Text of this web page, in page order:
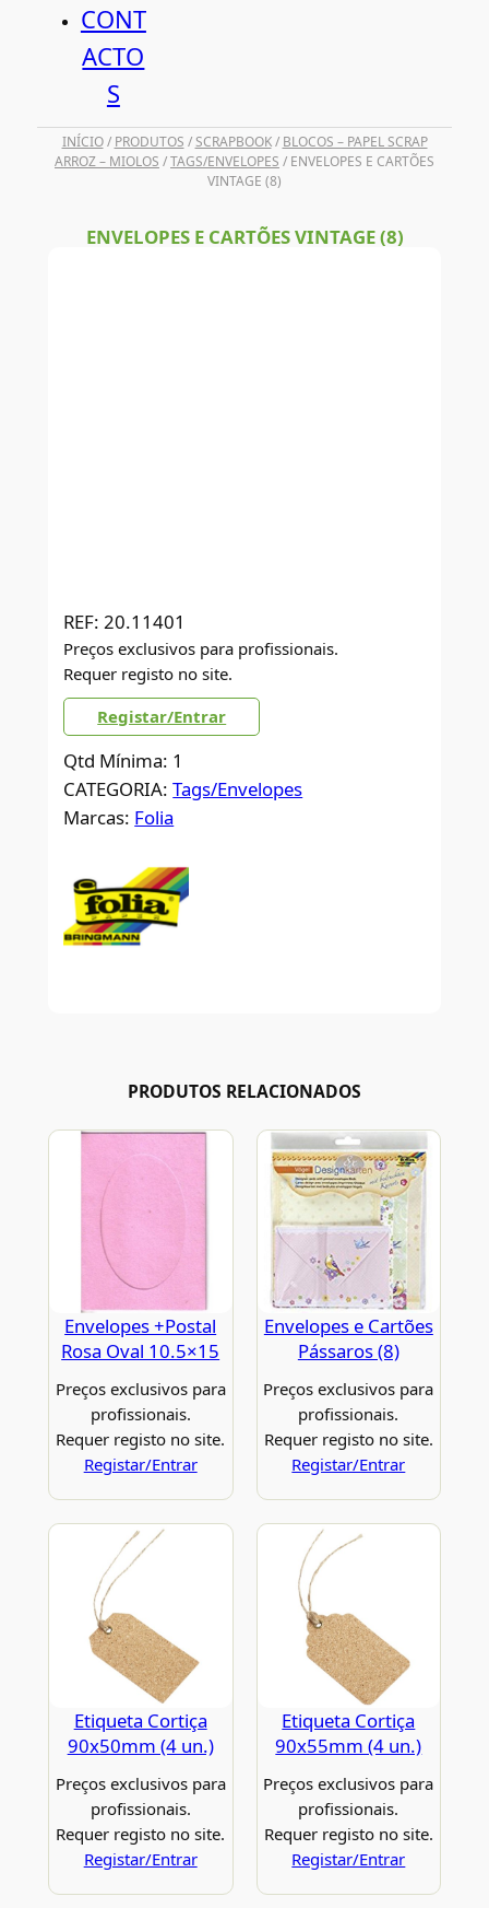
CONT
ACTO
S
INÍCIO/ PRODUTOS /SCRAPBOOK/ BLOCOS – PAPEL SCRAP
ARROZ – MIOLOS /TAGS/ENVELOPES / ENVELOPES E CARTÕES
VINTAGE (8)
ENVELOPES E CARTÕES VINTAGE (8)
REF: 20.11401
Preços exclusivos para profissionais.
Requer registo no site.
Registar/Entrar
Qtd Mínima: 1
CATEGORIA:Tags/Envelopes
Marcas: Folia
PRODUTOS RELACIONADOS
Envelopes +Postal
Rosa Oval 10.5×15
Preços exclusivos para
profissionais.
Requer registo no site.
Registar/Entrar
Envelopes e Cartões
Pássaros (8)
Preços exclusivos para
profissionais.
Requer registo no site.
Registar/Entrar
Etiqueta Cortiça
90x50mm (4 un.)
Preços exclusivos para
profissionais.
Requer registo no site.
Registar/Entrar
Etiqueta Cortiça
90x55mm (4 un.)
Preços exclusivos para
profissionais.
Requer registo no site.
Registar/Entrar